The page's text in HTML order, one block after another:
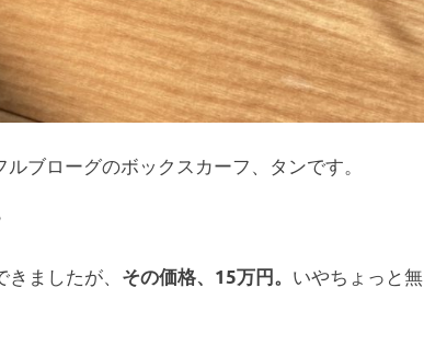
ブローグのボックスカーフ、タンです。
ましたが、 その価格、15万円。 いやちょっと無